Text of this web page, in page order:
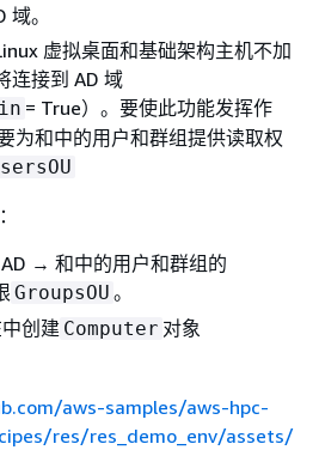
。
虚拟桌面和基础架构主机不加
连接到 AD 域
= True）。要使此功能发挥作
为和中的用户和群组提供读取权
→ 和中的用户和群组的
GroupsOU 。
创建 Computer 对象
aws-samples/aws-hpc-
res/res_demo_env/assets/